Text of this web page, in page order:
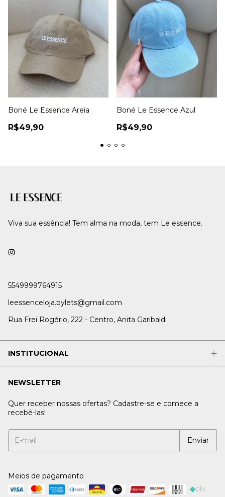
Boné Le Essence Areia
R$49,90
Boné Le Essence Azul
R$49,90
Viva sua essência! Tem alma na moda, tem Le essence.
5549999764915
leessenceloja.bylets@gmail.com
Rua Frei Rogério, 222 - Centro, Anita Garibaldi
INSTITUCIONAL
NEWSLETTER
Quer receber nossas ofertas? Cadastre-se e comece a
recebê-las!
Meios de pagamento